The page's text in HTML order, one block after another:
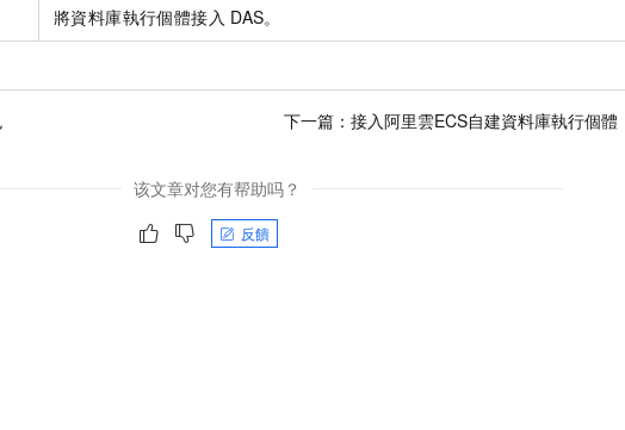
將資料庫執行個體接入 DAS。
下一篇： 接入阿里雲ECS自建資料庫執行個體
该文章对您有帮助吗？
反饋